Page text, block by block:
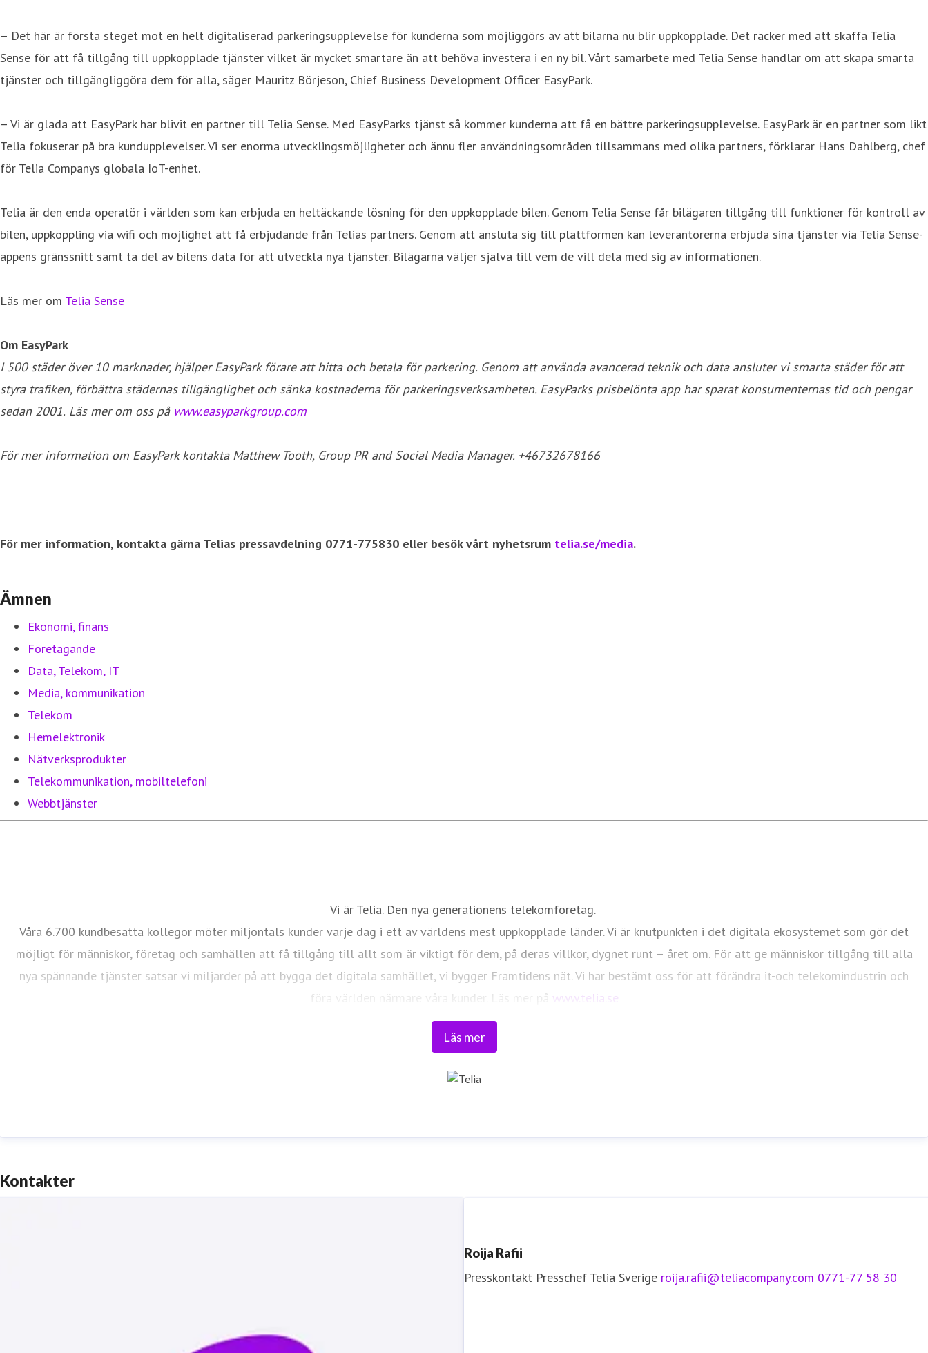
– Det här är första steget mot en helt digitaliserad parkeringsupplevelse för kunderna som möjliggörs av att bilarna nu blir uppkopplade. Det räcker med att skaffa Telia
Sense för att få tillgång till uppkopplade tjänster vilket är mycket smartare än att behöva investera i en ny bil. Vårt samarbete med Telia Sense handlar om att skapa smarta
tjänster och tillgängliggöra dem för alla, säger Mauritz Börjeson, Chief Business Development Officer EasyPark.
– Vi är glada att EasyPark har blivit en partner till Telia Sense. Med EasyParks tjänst så kommer kunderna att få en bättre parkeringsupplevelse. EasyPark är en partner som likt
Telia fokuserar på bra kundupplevelser. Vi ser enorma utvecklingsmöjligheter och ännu fler användningsområden tillsammans med olika partners, förklarar Hans Dahlberg, chef
för Telia Companys globala IoT-enhet.
Telia är den enda operatör i världen som kan erbjuda en heltäckande lösning för den uppkopplade bilen. Genom Telia Sense får bilägaren tillgång till funktioner för kontroll av
bilen, uppkoppling via wifi och möjlighet att få erbjudande från Telias partners. Genom att ansluta sig till plattformen kan leverantörerna erbjuda sina tjänster via Telia Sense-
appens gränssnitt samt ta del av bilens data för att utveckla nya tjänster. Bilägarna väljer själva till vem de vill dela med sig av informationen.
Läs mer om Telia Sense
Om EasyPark
I 500 städer över 10 marknader, hjälper EasyPark förare att hitta och betala för parkering. Genom att använda avancerad teknik och data ansluter vi smarta städer för att
styra trafiken, förbättra städernas tillgänglighet och sänka kostnaderna för parkeringsverksamheten. EasyParks prisbelönta app har sparat konsumenternas tid och pengar
sedan 2001. Läs mer om oss på www.easyparkgroup.com
För mer information om EasyPark kontakta Matthew Tooth, Group PR and Social Media Manager. +46732678166
För mer information, kontakta gärna Telias pressavdelning 0771-775830 eller besök vårt nyhetsrum telia.se/media.
Ämnen
Ekonomi, finans
Företagande
Data, Telekom, IT
Media, kommunikation
Telekom
Hemelektronik
Nätverksprodukter
Telekommunikation, mobiltelefoni
Webbtjänster
Vi är Telia. Den nya generationens telekomföretag.
Våra 6.700 kundbesatta kollegor möter miljontals kunder varje dag i ett av världens mest uppkopplade länder. Vi är knutpunkten i det digitala ekosystemet som gör det
möjligt för människor, företag och samhällen att få tillgång till allt som är viktigt för dem, på deras villkor, dygnet runt – året om. För att ge människor tillgång till alla
nya spännande tjänster satsar vi miljarder på att bygga det digitala samhället, vi bygger Framtidens nät. Vi har bestämt oss för att förändra it-och telekomindustrin och
föra världen närmare våra kunder. Läs mer på www.telia.se
Läs mer
Kontakter
Roija Rafii
Presskontakt Presschef Telia Sverige roija.rafii@teliacompany.com 0771-77 58 30